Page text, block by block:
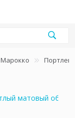
Марокко